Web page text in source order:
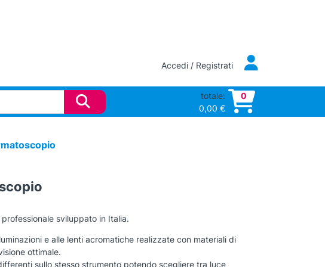
Accedi / Registrati
totale:
0,00 €
0
sviluppato in Italia.
e alle lenti acromatiche realizzate con materiali di
ottimale.
sullo stesso strumento potendo scegliere tra luce